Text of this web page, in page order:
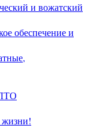
и вожатский
обеспечение и
жизни!